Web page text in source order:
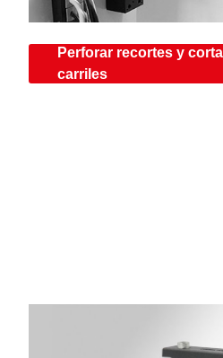
Perforar recortes y
carriles